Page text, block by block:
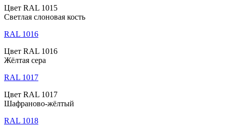
Цвет RAL 1015
Светлая слоновая кость
RAL 1016
Цвет RAL 1016
Жёлтая сера
RAL 1017
Цвет RAL 1017
Шафраново-жёлтый
RAL 1018